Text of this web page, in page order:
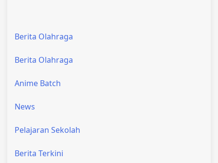
Berita Olahraga
Berita Olahraga
Anime Batch
News
Pelajaran Sekolah
Berita Terkini